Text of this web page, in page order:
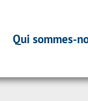
Qui sommes-